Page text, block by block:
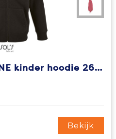
STONE KIDS - STONE kinder hoodie 260g
Bekijk